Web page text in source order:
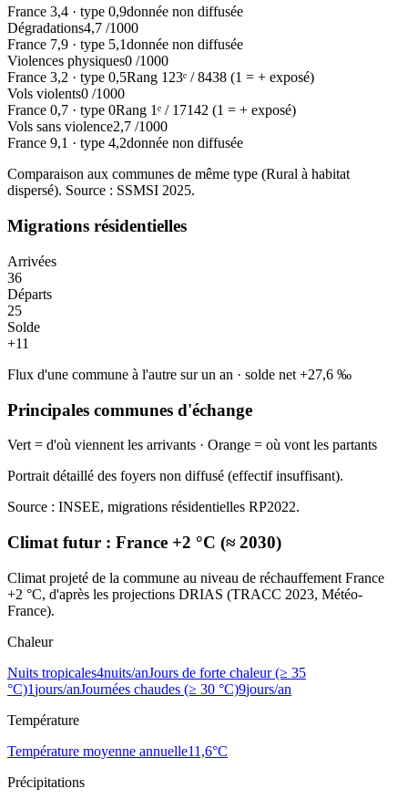
France 3,4 · type 0,9donnée non diffusée
Dégradations4,7 /1000
France 7,9 · type 5,1donnée non diffusée
Violences physiques0 /1000
France 3,2 · type 0,5Rang 123ᵉ /8438 (1 = + exposé)
Vols violents0 /1000
France 0,7 · type 0Rang 1ᵉ / 17142 (1 = + exposé)
Vols sans violence2,7 /1000
France 9,1 · type 4,2donnée non diffusée
Comparaison aux communes de même type (Rural à habitat
dispersé). Source : SSMSI 2025.
Migrations résidentielles
Arrivées
36
Départs
25
Solde
+11
Flux d'une commune à l'autre sur un an · solde net +27,6 ‰
Principales communes d'échange
Vert = d'où viennent les arrivants · Orange = où vont les partants
Portrait détaillé des foyers non diffusé (effectif insuffisant).
Source : INSEE, migrations résidentielles RP2022.
Climat futur : France +2 °C (≈ 2030)
Climat projeté de la commune au niveau de réchauffement France
+2 °C, d'après les projections DRIAS (TRACC 2023, Météo-
France).
Chaleur
Nuits tropicales4nuits/anJours de forte chaleur (≥ 35
°C)1jours/anJournées chaudes (≥ 30 °C)9jours/an
Température
Température moyenne annuelle11,6°C
Précipitations